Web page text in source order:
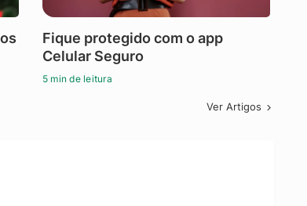
Fique protegido com o app
Celular Seguro
5 min de leitura
Ver Artigos